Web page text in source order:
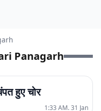
Panagarh
हुए चोर
1:33 AM. 31 Jan